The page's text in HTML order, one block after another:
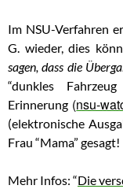
Im NSU-Verfahren
G. wieder, dies
sagen, dass die
“dunkles
Erinnerung (nsu-
(elektronische
Frau “Mama” gesagt!
Mehr Infos: “Die